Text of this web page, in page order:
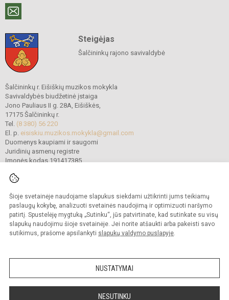
Šioje svetainėje naudojame slapukus siekdami užtikrinti jums teikiamų
paslaugų kokybę, analizuoti svetainės naudojimą ir optimizuoti naršymo
patirtį. Spustelėję mygtuką „Sutinku“, jūs patvirtinate, kad sutinkate su visų
slapukų naudojimu šioje svetainėje. Jei norite atšaukti arba pakeisti savo
sutikimus, prašome apsilankyti slapukų valdymo puslapyje.
NUSTATYMAI
NESUTINKU
Steigėjas
Šalčininkų rajono savivaldybė
Šalčininkų r. Eišiškių muzikos mokykla
Savivaldybės biudžetinė įstaiga
Jono Pauliaus II g. 28A, Eišiškės,
17175 Šalčininkų r.
Tel. (8 380) 56 220
El. p. eisiskiu.muzikos.mokykla@gmail.com
Duomenys kaupiami ir saugomi
Juridinių asmenų registre
Įmonės kodas 191417385
© 2022. Šalčininkų r. Eišiškių muzikos mokykla. Visos teisės saugomos.
Kopijuoti turinį be raštiško mokyklos vadovybės sutikimo griežtai draudžiama.
Prieinamumo paraiška Slapukų politika
Sumanus būdas atnaujinti